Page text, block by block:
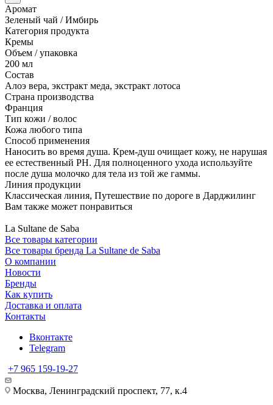
Аромат
Зеленый чай / Имбирь
Категория продукта
Кремы
Объем / упаковка
200 мл
Состав
Алоэ вера, экстракт меда, экстракт лотоса
Страна производства
Франция
Тип кожи / волос
Кожа любого типа
Cпособ применения
Наносить во время душа. Крем-душ очищает кожу, не нарушая
ее естественный РН. Для полноценного ухода используйте
после душа молочко для тела из той же гаммы.
Линия продукции
Классическая линия, Путешествие по дороге в Дарджилинг
Вам также может понравиться
La Sultane de Saba
Все товары категории
Все товары бренда La Sultane de Saba
О компании
Новости
Бренды
Как купить
Доставка и оплата
Контакты
Вконтакте
Telegram
+7 965 159-19-27
Москва, Ленинградский проспект, 77, к.4